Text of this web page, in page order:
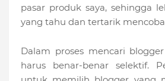
pasar produk saya, sehingga
yang tahu dan tertarik
Dalam proses mencari
harus benar-benar selektif.